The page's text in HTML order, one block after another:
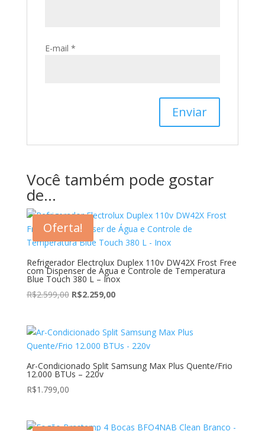
E-mail *
Você também pode gostar
de…
Oferta!
Refrigerador Electrolux Duplex 110v DW42X Frost Free
com Dispenser de Água e Controle de Temperatura
Blue Touch 380 L – Inox
R$2.599,00 O
era:
R$2.599,00.
R$2.259,00O
é:
R$2.259,00.
Ar-Condicionado Split Samsung Max Plus Quente/Frio
12.000 BTUs – 220v
R$1.799,00